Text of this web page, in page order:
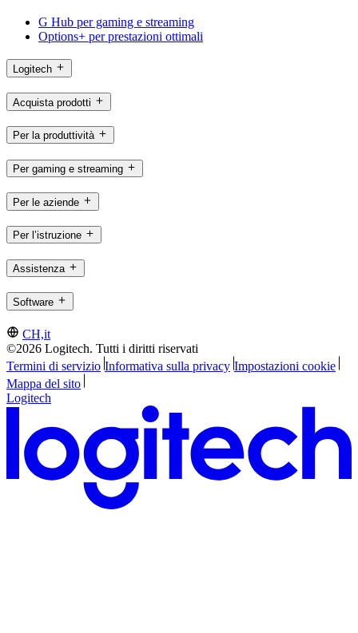
G Hub per gaming e streaming
Options+ per prestazioni ottimali
Logitech
Acquista prodotti
Per la produttività
Per gaming e streaming
Per le aziende
Per l’istruzione
Assistenza
Software
CH,it
©2026 Logitech. Tutti i diritti riservati
Termini di servizio Informativa sulla privacy Impostazioni cookie
Mappa del sito
Logitech